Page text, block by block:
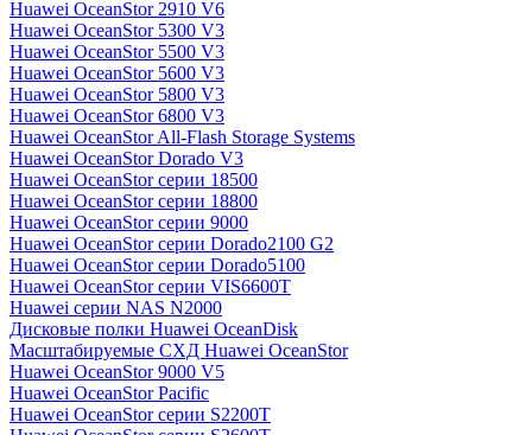
Huawei OceanStor 2910 V6
Huawei OceanStor 5300 V3
Huawei OceanStor 5500 V3
Huawei OceanStor 5600 V3
Huawei OceanStor 5800 V3
Huawei OceanStor 6800 V3
Huawei OceanStor All-Flash Storage Systems
Huawei OceanStor Dorado V3
Huawei OceanStor серии 18500
Huawei OceanStor серии 18800
Huawei OceanStor серии 9000
Huawei OceanStor серии Dorado2100 G2
Huawei OceanStor серии Dorado5100
Huawei OceanStor серии VIS6600T
Huawei серии NAS N2000
Дисковые полки Huawei OceanDisk
Масштабируемые СХД Huawei OceanStor
Huawei OceanStor 9000 V5
Huawei OceanStor Pacific
Huawei OceanStor серии S2200T